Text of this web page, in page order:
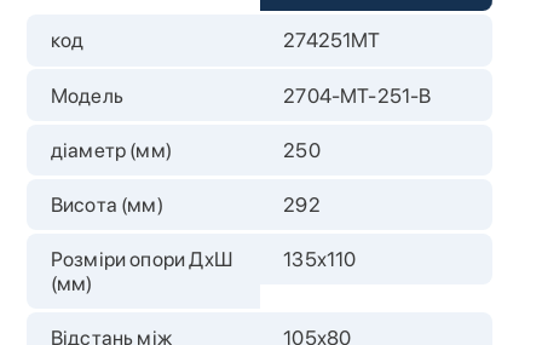
код 274251MT
Модель 2704-MT-251-B
діаметр (мм) 250
Висота (мм) 292
Розміри опори ДхШ
(мм)
135х110
Відстань між
105х80